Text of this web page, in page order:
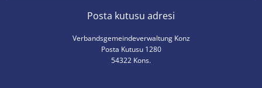
Posta kutusu adresi
Verbandsgemeindeverwaltung Konz
Posta Kutusu 1280
54322 Kons.